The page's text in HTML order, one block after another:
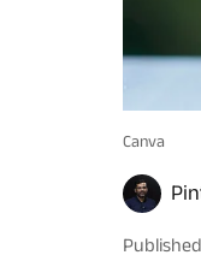
Canva